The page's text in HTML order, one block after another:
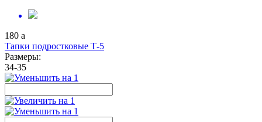
180 a
Тапки подростковые Т-5
Размеры:
34-35